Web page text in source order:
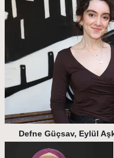
Defne Güçsav, Eylül